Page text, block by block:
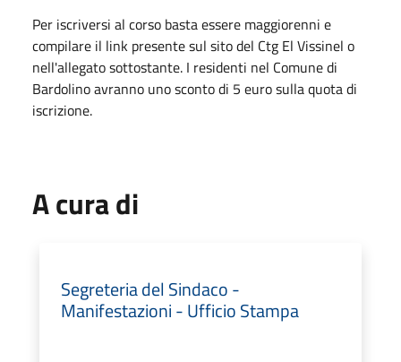
Per iscriversi al corso basta essere maggiorenni e
compilare il link presente sul sito del Ctg El Vissinel o
nell'allegato sottostante. I residenti nel Comune di
Bardolino avranno uno sconto di 5 euro sulla quota di
iscrizione.
A cura di
Segreteria del Sindaco -
Manifestazioni - Ufficio Stampa